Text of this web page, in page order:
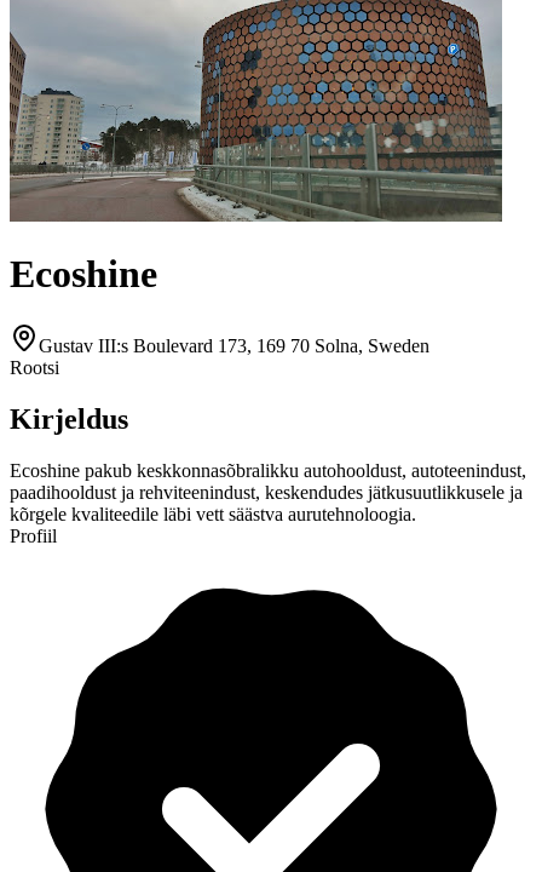
Ecoshine
Gustav III:s Boulevard 173, 169 70 Solna, Sweden
Rootsi
Kirjeldus
Ecoshine pakub keskkonnasõbralikku autohooldust, autoteenindust,
paadihooldust ja rehviteenindust, keskendudes jätkusuutlikkusele ja
kõrgele kvaliteedile läbi vett säästva aurutehnoloogia.
Profiil